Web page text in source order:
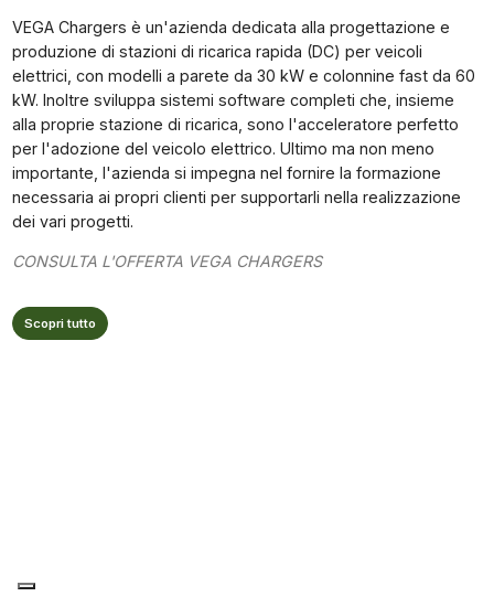
VEGA Chargers è un'azienda dedicata alla progettazione e
produzione di stazioni di ricarica rapida (DC) per veicoli
elettrici, con modelli a parete da 30 kW e colonnine fast da 60
kW. Inoltre sviluppa sistemi software completi che, insieme
alla proprie stazione di ricarica, sono l'acceleratore perfetto
per l'adozione del veicolo elettrico. Ultimo ma non meno
importante, l'azienda si impegna nel fornire la formazione
necessaria ai propri clienti per supportarli nella realizzazione
dei vari progetti.
CONSULTA L'OFFERTA VEGA CHARGERS
Scopri tutto